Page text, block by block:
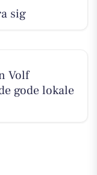
sig
Volf
gode lokale